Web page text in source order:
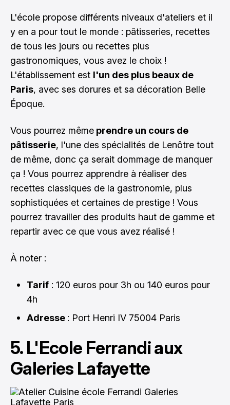
L'école propose différents niveaux d'ateliers et il
y en a pour tout le monde : pâtisseries, recettes
de tous les jours ou recettes plus
gastronomiques, vous avez le choix !
L'établissement est l'un des plus beaux de
Paris, avec ses dorures et sa décoration Belle
Époque.
Vous pourrez même prendre un cours de
pâtisserie, l'une des spécialités de Lenôtre tout
de même, donc ça serait dommage de manquer
ça ! Vous pourrez apprendre à réaliser des
recettes classiques de la gastronomie, plus
sophistiquées et certaines de prestige ! Vous
pourrez travailler des produits haut de gamme et
repartir avec ce que vous avez réalisé !
À noter :
Tarif : 120 euros pour 3h ou 140 euros pour
4h
Adresse : Port Henri IV 75004 Paris
5. L'Ecole Ferrandi aux
Galeries Lafayette